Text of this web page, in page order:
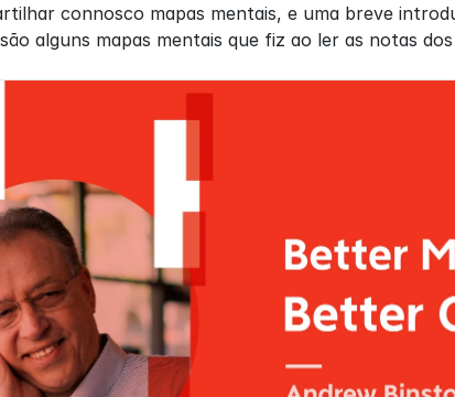
connosco mapas mentais, e uma breve
alguns mapas mentais que fiz ao ler as notas